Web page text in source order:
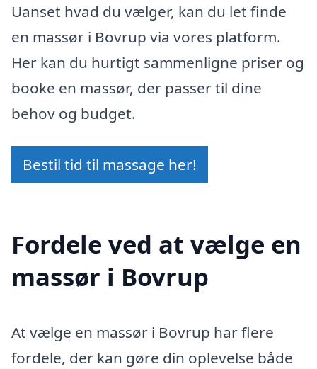
Uanset hvad du vælger, kan du let finde
en massør i Bovrup via vores platform.
Her kan du hurtigt sammenligne priser og
booke en massør, der passer til dine
behov og budget.
Bestil tid til massage her!
Fordele ved at vælge en
massør i Bovrup
At vælge en massør i Bovrup har flere
fordele, der kan gøre din oplevelse både